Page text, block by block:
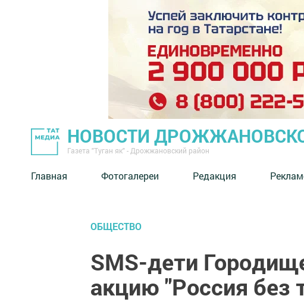
НОВОСТИ
Газета "Туган як" - Дрожжановский район
Главная Фотогалереи Редакция
ОБЩЕСТВО
SMS-дети
акцию "Россия без